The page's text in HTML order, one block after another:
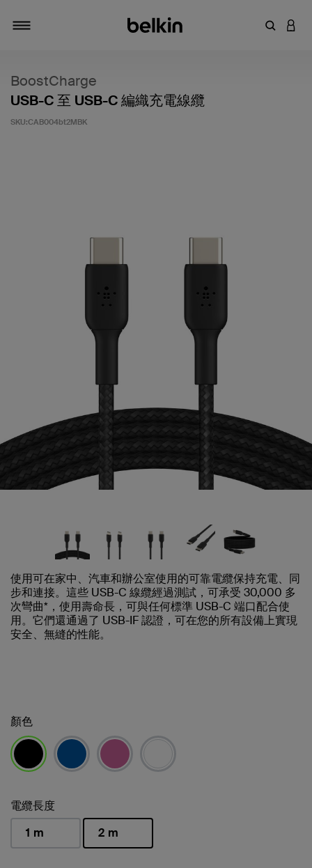
輸入關鍵
登入
BoostCharge
USB-C 至 USB-C 編織充電線纜
SKU:CAB004bt2MBK
使用可在家中、汽車和辦公室使用的可靠電纜保持充電、同
步和連接。這些 USB-C 線纜經過測試，可承受 30,000 多
次彎曲*，使用壽命長，可與任何標準 USB-C 端口配合使
用。它們還通過了 USB-IF 認證，可在您的所有設備上實現
安全、無縫的性能。
顏色
電纜長度
1 m
2 m